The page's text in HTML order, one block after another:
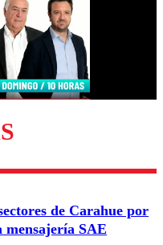
Enviar comentario
de Carahue por
mensajería SAE